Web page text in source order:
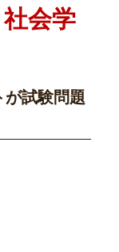
会学
が試験問題